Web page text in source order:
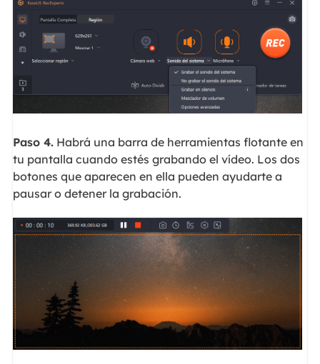
Paso 4.Habrá una barra de herramientas flotante en
tu pantalla cuando estés grabando el vídeo. Los dos
botones que aparecen en ella pueden ayudarte a
pausar o detener la grabación.